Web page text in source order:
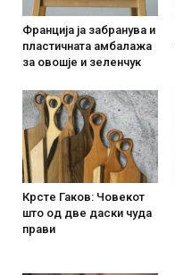
Франција ја забранува и
пластичната амбалажа
за овошје и зеленчук
Крсте Гаков: Човекот
што од две даски чуда
прави